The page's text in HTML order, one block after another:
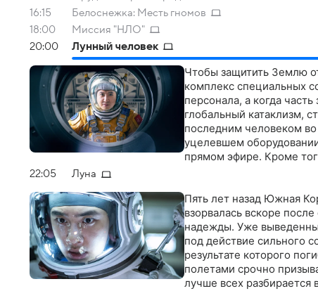
16:15
Белоснежка: Месть гномов
18:00
Миссия "НЛО"
20:00
Лунный человек
Чтобы защитить Землю
комплекс специальных
персонала, а когда
глобальный катаклизм,
последним человеком
уцелевшем
прямом эфире. Кроме
22:05 Луна
Пять лет назад Южная
взорвалась вскоре
надежды. Уже
под действие сильного
результате которого
полетами срочно
лучше всех